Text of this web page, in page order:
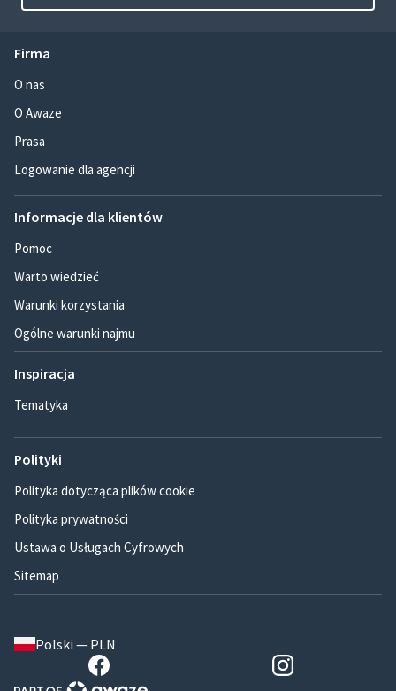
Firma
O nas
O Awaze
Prasa
Logowanie dla agencji
Informacje dla klientów
Pomoc
Warto wiedzieć
Warunki korzystania
Ogólne warunki najmu
Inspiracja
Tematyka
Polityki
Polityka dotycząca plików cookie
Polityka prywatności
Ustawa o Usługach Cyfrowych
Sitemap
Polski — PLN